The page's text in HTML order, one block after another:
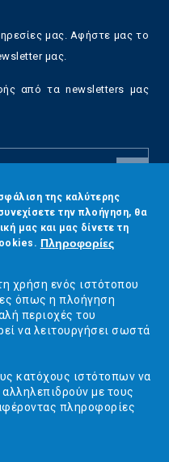
μας. Αφήστε μας το
μας.
από τα newsletters μας
της καλύτερης
την πλοήγηση, θα
μας και μας δίνετε τη
Πληροφορίες
χρήση ενός ιστότοπου
όπως η πλοήγηση
περιοχές του
να λειτουργήσει σωστά
κατόχους ιστότοπων να
με τους
πληροφορίες